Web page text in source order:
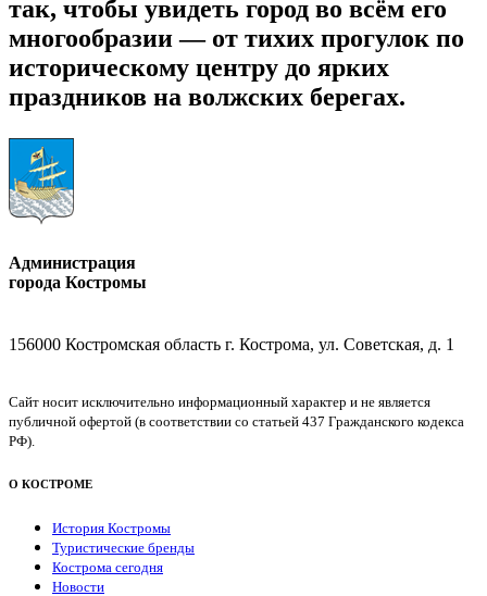
так, чтобы увидеть город во всём его
многообразии — от тихих прогулок по
историческому центру до ярких
праздников на волжских берегах.
Администрация
города Костромы
156000 Костромская область г. Кострома, ул. Советская, д. 1
Сайт носит исключительно информационный характер и не является
публичной офертой (в соответствии со статьей 437 Гражданского кодекса
РФ).
О КОСТРОМЕ
История Костромы
Туристические бренды
Кострома сегодня
Новости